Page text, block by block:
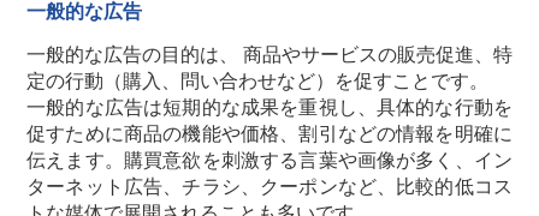
一般的な広告
一般的な広告の目的は、 商品やサービスの販売促進、特
定の行動（購入、問い合わせなど）を促すことです。
一般的な広告は短期的な成果を重視し、具体的な行動を
促すために商品の機能や価格、割引などの情報を明確に
伝えます。購買意欲を刺激する言葉や画像が多く、イン
ターネット広告、チラシ、クーポンなど、比較的低コス